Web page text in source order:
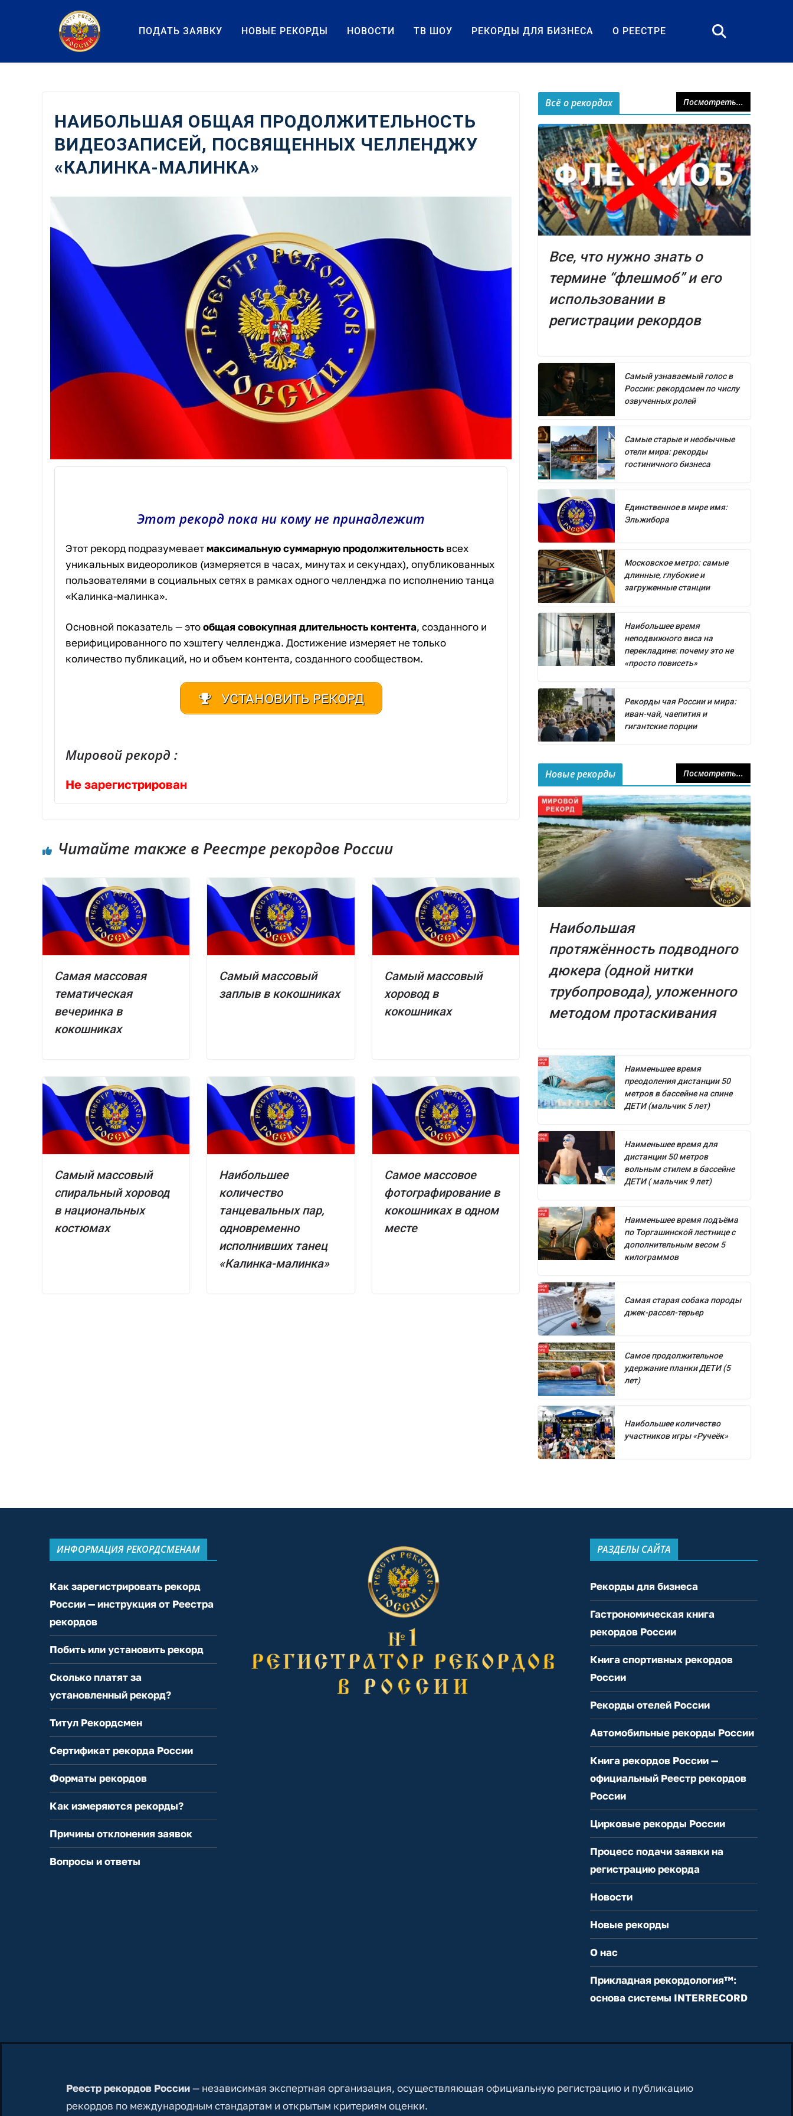
содержанию
ПОДАТЬ ЗАЯВКУ НОВЫЕ РЕКОРДЫ НОВОСТИ ТВ ШОУ РЕКОРДЫ ДЛЯ БИЗНЕСА О РЕЕСТРЕ
НАИБОЛЬШАЯ ОБЩАЯ ПРОДОЛЖИТЕЛЬНОСТЬ
ВИДЕОЗАПИСЕЙ, ПОСВЯЩЕННЫХ ЧЕЛЛЕНДЖУ
«КАЛИНКА-МАЛИНКА»
Этот рекорд пока ни кому не принадлежит
Этот рекорд подразумеваетмаксимальную суммарную продолжительность всех
уникальных видеороликов (измеряется в часах, минутах и секундах), опубликованных
пользователями в социальных сетях в рамках одного челленджа по исполнению танца
«Калинка-малинка».
Основной показатель — этообщая совокупная длительность контента, созданного и
верифицированного по хэштегу челленджа. Достижение измеряет не только
количество публикаций, но и объем контента, созданного сообществом.
УСТАНОВИТЬ РЕКОРД
Мировой рекорд :
Не зарегистрирован
Читайте также в Реестре рекордов России
Самая массовая
тематическая
вечеринка в
кокошниках
Самый массовый
заплыв в кокошниках
Самый массовый
хоровод в
кокошниках
Самый массовый
спиральный хоровод
в национальных
костюмах
Наибольшее
количество
танцевальных пар,
одновременно
исполнивших танец
«Калинка-малинка»
Самое массовое
фотографирование в
кокошниках в одном
месте
Всё о рекордах Посмотреть...
Все, что нужно знать о
термине “флешмоб” и его
использовании в
регистрации рекордов
Самый узнаваемый голос в
России: рекордсмен по числу
озвученных ролей
Самые старые и необычные
отели мира: рекорды
гостиничного бизнеса
Единственное в мире имя:
Эльжибора
Московское метро: самые
длинные, глубокие и
загруженные станции
Наибольшее время
неподвижного виса на
перекладине: почему это не
«просто повисеть»
Рекорды чая России и мира:
иван-чай, чаепития и
гигантские порции
Новые рекорды Посмотреть...
Наибольшая
протяжённость подводного
дюкера (одной нитки
трубопровода), уложенного
методом протаскивания
Наименьшее время
преодоления дистанции 50
метров в бассейне на спине
ДЕТИ (мальчик 5 лет)
Наименьшее время для
дистанции 50 метров
вольным стилем в бассейне
ДЕТИ ( мальчик 9 лет)
Наименьшее время подъёма
по Торгашинской лестнице с
дополнительным весом 5
килограммов
Самая старая собака породы
джек-рассел-терьер
Самое продолжительное
удержание планки ДЕТИ (5
лет)
Наибольшее количество
участников игры «Ручеёк»
ИНФОРМАЦИЯ РЕКОРДСМЕНАМ
Как зарегистрировать рекорд
России — инструкция от Реестра
рекордов
Побить или установить рекорд
Сколько платят за
установленный рекорд?
Титул Рекордсмен
Сертификат рекорда России
Форматы рекордов
Как измеряются рекорды?
Причины отклонения заявок
Вопросы и ответы
РАЗДЕЛЫ САЙТА
Рекорды для бизнеса
Гастрономическая книга
рекордов России
Книга спортивных рекордов
России
Рекорды отелей России
Автомобильные рекорды России
Книга рекордов России —
официальный Реестр рекордов
России
Цирковые рекорды России
Процесс подачи заявки на
регистрацию рекорда
Новости
Новые рекорды
О нас
Прикладная рекордология™:
основа системы INTERRECORD
Реестр рекордов России— независимая экспертная организация, осуществляющая официальную регистрацию и публикацию
рекордов по международным стандартам и открытым критериям оценки.